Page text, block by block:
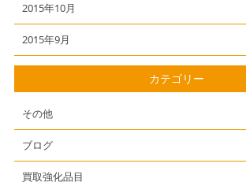
2015年10月
2015年9月
カテゴリー
その他
ブログ
買取強化品目